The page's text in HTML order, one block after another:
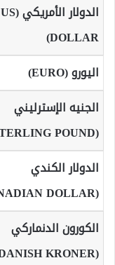
الدولار الأمريكي (US
DOLLAR)
اليورو (EURO)
الجنيه الإسترليني
(STERLING POUND)
الدولار الكندي
(CANADIAN DOLLAR)
الكورون الدنماركي
(DANISH KRONER)